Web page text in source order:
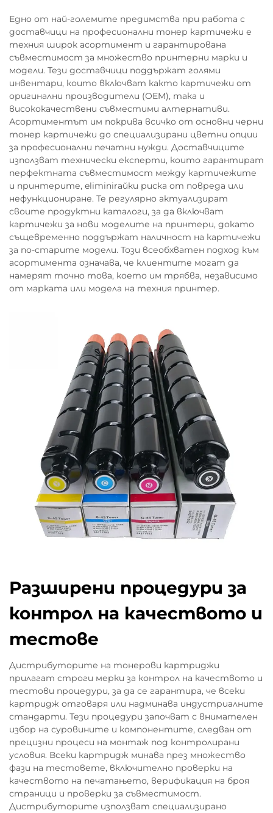
Едно от най-големите предимства при работа с
доставчици на професионални тонер картичежи е
техния широк асортимент и гарантирована
съвместимост за множество принтерни марки и
модели. Тези доставчици поддържат голями
инвентари, които включват както картичежи от
оригинални производители (OEM), така и
висококачествени съвместими алтернативи.
Асортиментът им покрива всичко от основни черни
тонер картичежи до специализирани цветни опции
за професионални печатни нужди. Доставчиците
използват технически експерти, които гарантират
перфектната съвместимост между картичежите
и принтерите, eliminirайки риска от повреда или
нефункциониране. Те регулярно актуализират
своите продуктни каталоги, за да включват
картичежи за нови моделите на принтери, докато
същевременно поддържат наличност на картичежи
за по-старите модели. Този всеобхватен подход към
асортимента означава, че клиентите могат да
намерят точно това, което им трябва, независимо
от марката или модела на техния принтер.
Разширени процедури за
контрол на качеството и
тестове
Дистрибуторите на тонерови картриджи
прилагат строги мерки за контрол на качеството и
тестови процедури, за да се гарантира, че всеки
картридж отговаря или надминава индустриалните
стандарти. Тези процедури започват с внимателен
избор на суровините и компонентите, следван от
прецизни процеси на монтаж под контролирани
условия. Всеки картридж минава през множество
фази на тестовете, включително проверки на
качеството на печатањето, верификация на броя
страници и проверки за съвместимост.
Дистрибуторите използват специализирано